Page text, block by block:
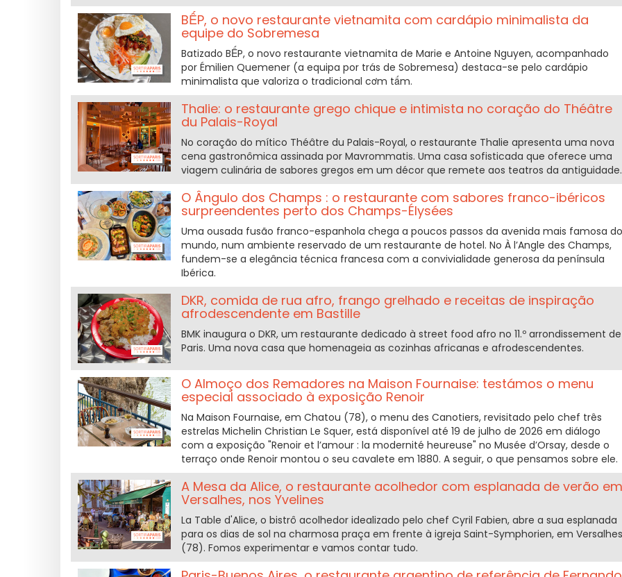
BẾP, o novo restaurante vietnamita com cardápio minimalista da
equipe do Sobremesa
Batizado BẾP, o novo restaurante vietnamita de Marie e Antoine Nguyen, acompanhado
por Émilien Quemener (a equipa por trás de Sobremesa) destaca-se pelo cardápio
minimalista que valoriza o tradicional cơm tấm.
Thalie: o restaurante grego chique e intimista no coração do Théâtre
du Palais-Royal
No coração do mítico Théâtre du Palais-Royal, o restaurante Thalie apresenta uma nova
cena gastronômica assinada por Mavrommatis. Uma casa sofisticada que oferece uma
viagem culinária de sabores gregos em um décor que remete aos teatros da antiguidade.
O Ângulo dos Champs : o restaurante com sabores franco-ibéricos
surpreendentes perto dos Champs-Élysées
Uma ousada fusão franco-espanhola chega a poucos passos da avenida mais famosa do
mundo, num ambiente reservado de um restaurante de hotel. No À l’Angle des Champs,
fundem-se a elegância técnica francesa com a convivialidade generosa da península
Ibérica.
DKR, comida de rua afro, frango grelhado e receitas de inspiração
afrodescendente em Bastille
BMK inaugura o DKR, um restaurante dedicado à street food afro no 11.º arrondissement de
Paris. Uma nova casa que homenageia as cozinhas africanas e afrodescendentes.
O Almoço dos Remadores na Maison Fournaise: testámos o menu
especial associado à exposição Renoir
Na Maison Fournaise, em Chatou (78), o menu des Canotiers, revisitado pelo chef três
estrelas Michelin Christian Le Squer, está disponível até 19 de julho de 2026 em diálogo
com a exposição "Renoir et l’amour : la modernité heureuse" no Musée d’Orsay, desde o
terraço onde Renoir montou o seu cavalete em 1880. A seguir, o que pensamos sobre ele.
A Mesa da Alice, o restaurante acolhedor com esplanada de verão em
Versalhes, nos Yvelines
La Table d'Alice, o bistrô acolhedor idealizado pelo chef Cyril Fabien, abre a sua esplanada
para os dias de sol na charmosa praça em frente à igreja Saint-Symphorien, em Versalhes
(78). Fomos experimentar e vamos contar tudo.